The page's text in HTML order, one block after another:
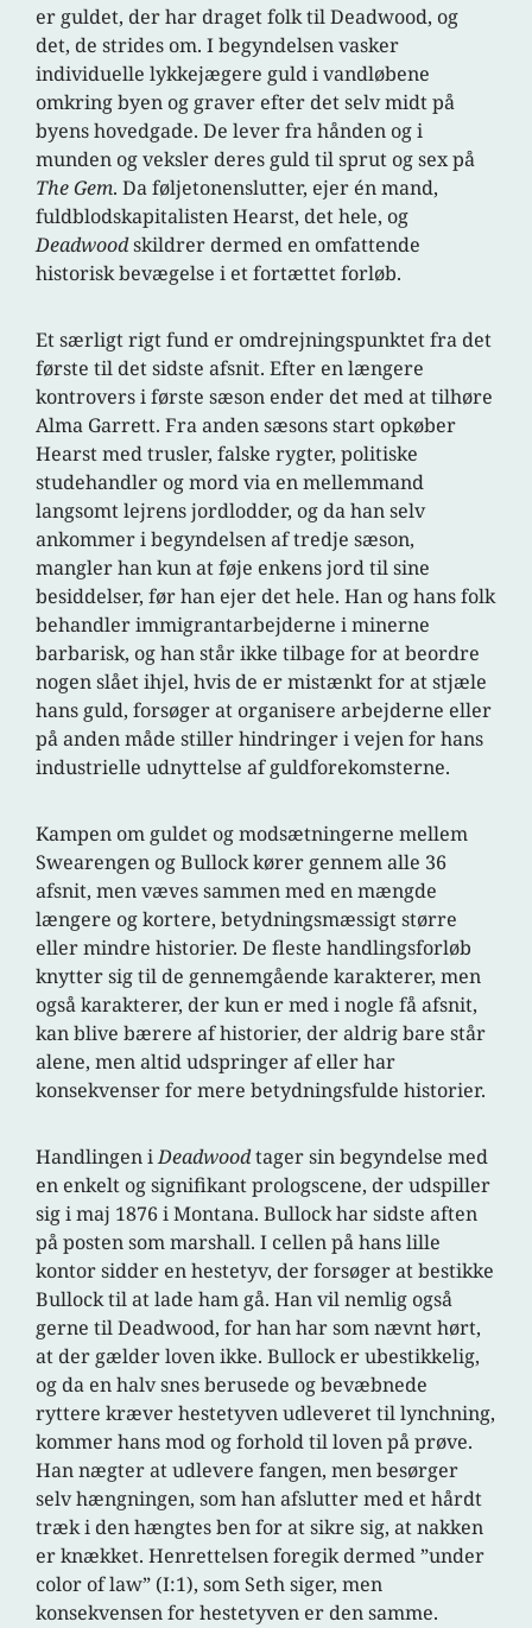
er guldet, der har draget folk til Deadwood, og
det, de strides om. I begyndelsen vasker
individuelle lykkejægere guld i vandløbene
omkring byen og graver efter det selv midt på
byens hovedgade. De lever fra hånden og i
munden og veksler deres guld til sprut og sex på
The Gem. Da føljetonenslutter, ejer én mand,
fuldblodskapitalisten Hearst, det hele, og
Deadwoodskildrer dermed en omfattende
historisk bevægelse i et fortættet forløb.
Et særligt rigt fund er omdrejningspunktet fra det
første til det sidste afsnit. Efter en længere
kontrovers i første sæson ender det med at tilhøre
Alma Garrett. Fra anden sæsons start opkøber
Hearst med trusler, falske rygter, politiske
studehandler og mord via en mellemmand
langsomt lejrens jordlodder, og da han selv
ankommer i begyndelsen af tredje sæson,
mangler han kun at føje enkens jord til sine
besiddelser, før han ejer det hele. Han og hans folk
behandler immigrantarbejderne i minerne
barbarisk, og han står ikke tilbage for at beordre
nogen slået ihjel, hvis de er mistænkt for at stjæle
hans guld, forsøger at organisere arbejderne eller
på anden måde stiller hindringer i vejen for hans
industrielle udnyttelse af guldforekomsterne.
Kampen om guldet og modsætningerne mellem
Swearengen og Bullock kører gennem alle 36
afsnit, men væves sammen med en mængde
længere og kortere, betydningsmæssigt større
eller mindre historier. De fleste handlingsforløb
knytter sig til de gennemgående karakterer, men
også karakterer, der kun er med i nogle få afsnit,
kan blive bærere af historier, der aldrig bare står
alene, men altid udspringer af eller har
konsekvenser for mere betydningsfulde historier.
Handlingen iDeadwoodtager sin begyndelse med
en enkelt og signifikant prologscene, der udspiller
sig i maj 1876 i Montana. Bullock har sidste aften
på posten som marshall. I cellen på hans lille
kontor sidder en hestetyv, der forsøger at bestikke
Bullock til at lade ham gå. Han vil nemlig også
gerne til Deadwood, for han har som nævnt hørt,
at der gælder loven ikke. Bullock er ubestikkelig,
og da en halv snes berusede og bevæbnede
ryttere kræver hestetyven udleveret til lynchning,
kommer hans mod og forhold til loven på prøve.
Han nægter at udlevere fangen, men besørger
selv hængningen, som han afslutter med et hårdt
træk i den hængtes ben for at sikre sig, at nakken
er knækket. Henrettelsen foregik dermed ”under
color of law” (I:1), som Seth siger, men
konsekvensen for hestetyven er den samme.